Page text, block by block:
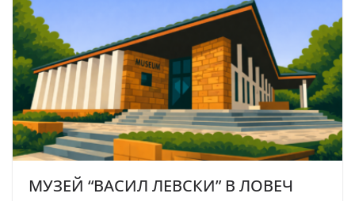
МУЗЕЙ “ВАСИЛ ЛЕВСКИ” В ЛОВЕЧ